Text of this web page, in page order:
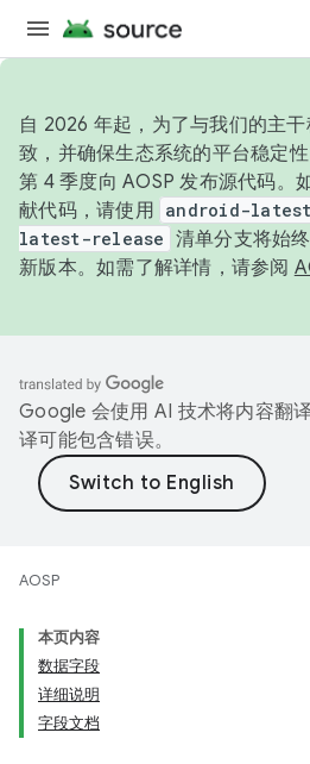
自 2026 年起，为了与我们的主
致，并确保生态系统的平台稳定
第 4 季度向 AOSP 发布源代码。
献代码，请使用 android-
latest-release 清单分支将始
新版本。如需了解详情，请参阅
Google 会使用 AI 技术将内容翻
译可能包含错误。
AOSP
本页内容
数据字段
详细说明
字段文档